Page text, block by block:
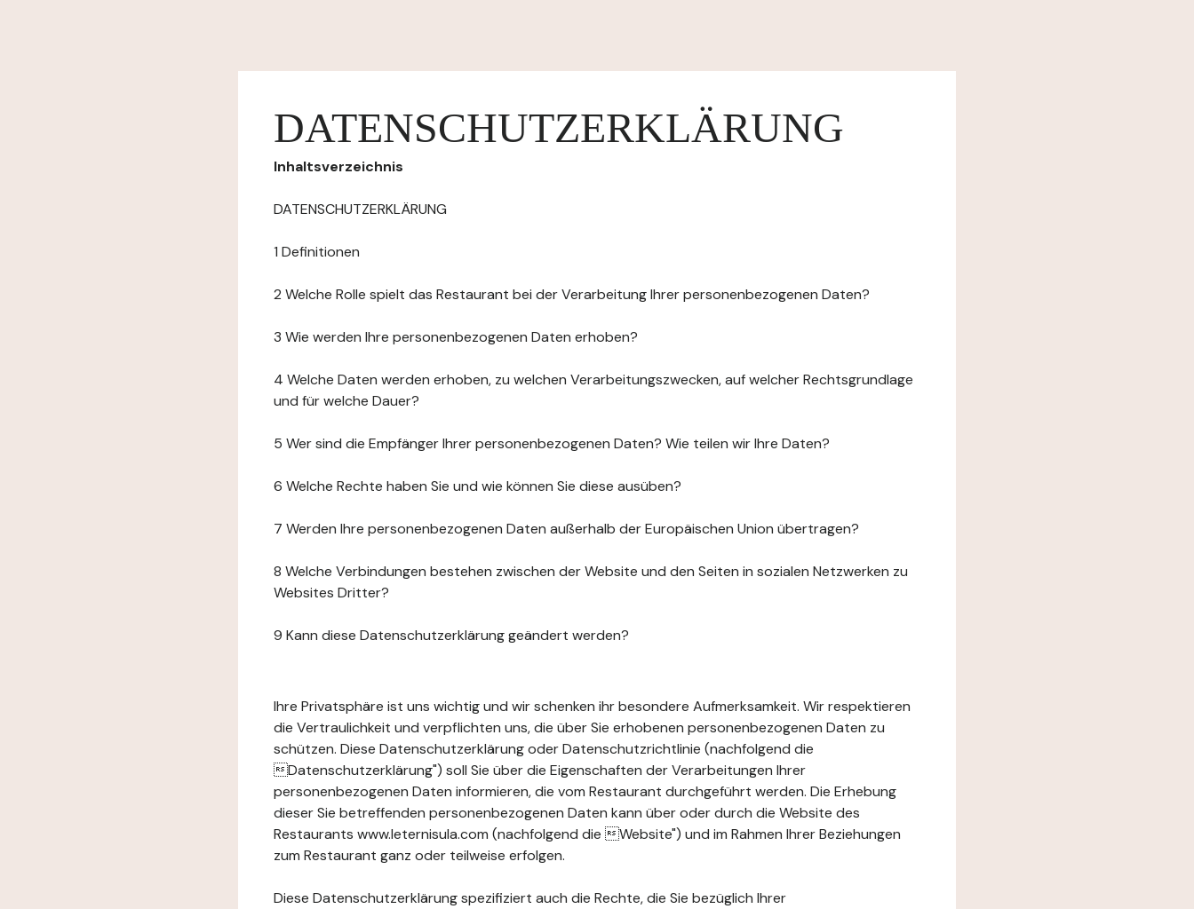
DATENSCHUTZERKLÄRUNG
Inhaltsverzeichnis
DATENSCHUTZERKLÄRUNG
1 Definitionen
2 Welche Rolle spielt das Restaurant bei der Verarbeitung Ihrer personenbezogenen Daten?
3 Wie werden Ihre personenbezogenen Daten erhoben?
4 Welche Daten werden erhoben, zu welchen Verarbeitungszwecken, auf welcher Rechtsgrundlage
und für welche Dauer?
5 Wer sind die Empfänger Ihrer personenbezogenen Daten? Wie teilen wir Ihre Daten?
6 Welche Rechte haben Sie und wie können Sie diese ausüben?
7 Werden Ihre personenbezogenen Daten außerhalb der Europäischen Union übertragen?
8 Welche Verbindungen bestehen zwischen der Website und den Seiten in sozialen Netzwerken zu
Websites Dritter?
9 Kann diese Datenschutzerklärung geändert werden?
Ihre Privatsphäre ist uns wichtig und wir schenken ihr besondere Aufmerksamkeit. Wir respektieren
die Vertraulichkeit und verpflichten uns, die über Sie erhobenen personenbezogenen Daten zu
schützen. Diese Datenschutzerklärung oder Datenschutzrichtlinie (nachfolgend die
Datenschutzerklärung") soll Sie über die Eigenschaften der Verarbeitungen Ihrer
personenbezogenen Daten informieren, die vom Restaurant durchgeführt werden. Die Erhebung
dieser Sie betreffenden personenbezogenen Daten kann über oder durch die Website des
Restaurants www.leternisula.com (nachfolgend die Website") und im Rahmen Ihrer Beziehungen
zum Restaurant ganz oder teilweise erfolgen.
Diese Datenschutzerklärung spezifiziert auch die Rechte, die Sie bezüglich Ihrer